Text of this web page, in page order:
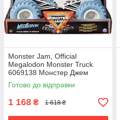
Monster Jam, Official
Megalodon Monster Truck
6069138 Монстер Джем
Монстр трак
Готово до відправки
1 168 ₴ 1 618 ₴